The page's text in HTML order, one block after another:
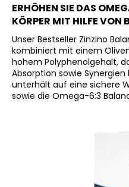
ERHÖHEN SIE DAS
KÖRPER MIT HILFE VON
Unser Bestseller Zinzino
kombiniert mit einem
hohem Polyphenolgehalt,
Absorption sowie Synergien
unterhält auf eine sichere
sowie die Omega-6:3
r
u
č
u
j
e
m
e